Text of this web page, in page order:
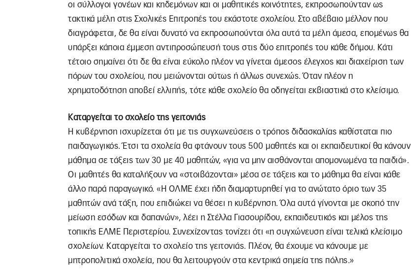
οι σύλλογοι γονέων και κηδεμόνων και οι μαθητικές κοινότητες, εκπροσωπούνταν ως
τακτικά μέλη στις Σχολικές Επιτροπές του εκάστοτε σχολείου. Στο αβέβαιο μέλλον που
διαγράφεται, δε θα είναι δυνατό να εκπροσωπούνται όλα αυτά τα μέλη άμεσα, επομένως θα
υπάρξει κάποια έμμεση αντιπροσώπευσή τους στις δύο επιτροπές του κάθε δήμου. Κάτι
τέτοιο σημαίνει ότι δε θα είναι εύκολο πλέον να γίνεται άμεσος έλεγχος και διαχείριση των
πόρων του σχολείου, που μειώνονται ούτως ή άλλως συνεχώς. Όταν πλέον η
χρηματοδότηση αποβεί ελλιπής, τότε κάθε σχολείο θα οδηγείται εκβιαστικά στο κλείσιμο.
Καταργείται το σχολείο της γειτονιάς
Η κυβέρνηση ισχυρίζεται ότι με τις συγχωνεύσεις ο τρόπος διδασκαλίας καθίσταται πιο
παιδαγωγικός. Έτσι τα σχολεία θα φτάνουν τους 500 μαθητές και οι εκπαιδευτικοί θα κάνουν
μάθημα σε τάξεις των 30 με 40 μαθητών, «για να μην αισθάνονται απομονωμένα τα παιδιά».
Οι μαθητές θα καταλήξουν να «στοιβάζονται» μέσα σε τάξεις και το μάθημα θα είναι κάθε
άλλο παρά παραγωγικό. «Η ΟΛΜΕ έχει ήδη διαμαρτυρηθεί για το ανώτατο όριο των 35
μαθητών ανά τάξη, που επιδιώκει να θέσει η κυβέρνηση. Όλα αυτά γίνονται με σκοπό την
μείωση εσόδων και δαπανών», λέει η Στέλλα Γιασουρίδου, εκπαιδευτικός και μέλος της
τοπικής ΕΛΜΕ Περιστερίου. Συνεχίζοντας τονίζει ότι «η συγχώνευση είναι τελικά κλείσιμο
σχολείων. Καταργείται το σχολείο της γειτονιάς. Πλέον, θα έχουμε να κάνουμε με
μητροπολιτικά σχολεία, που θα λειτουργούν στα κεντρικά σημεία της πόλης.»